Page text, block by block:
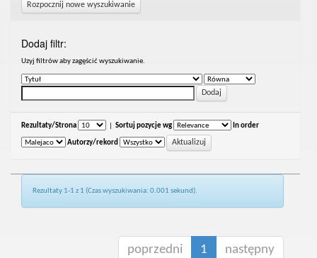
Rozpocznij nowe wyszukiwanie
Dodaj filtr:
Uzyj filtrów aby zagęścić wyszukiwanie.
Rezultaty/Strona Sortuj pozycje wg In order
Autorzy/rekord
Rezultaty 1-1 z 1 (Czas wyszukiwania: 0.001 sekund).
poprzedni 1 następny